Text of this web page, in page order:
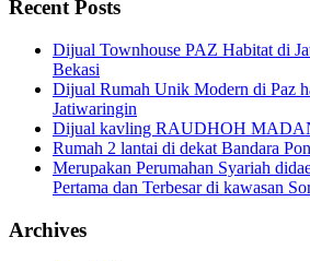
Recent Posts
Dijual Townhouse PAZ Habitat di
Bekasi
Dijual Rumah Unik Modern di Paz
Jatiwaringin
Dijual kavling RAUDHOH
Rumah 2 lantai di dekat Bandara
Merupakan Perumahan Syariah
Pertama dan Terbesar di kawasan
Archives